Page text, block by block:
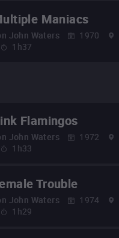
Maniacs
John Waters 1970
1h37
Flamingos
John Waters 1972
1h33
Trouble
John Waters 1974
1h29